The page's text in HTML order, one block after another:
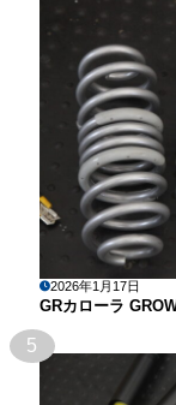
2026年1月17日
GRカローラ
5